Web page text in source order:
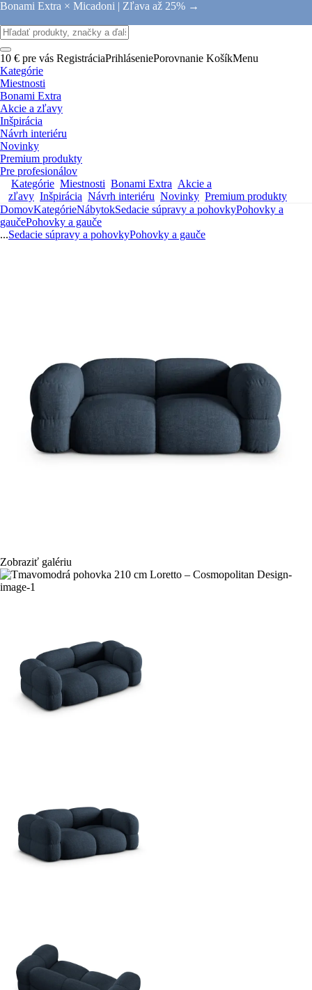
Bonami Extra × Micadoni | Zľava až 25% →
10 € pre vás RegistráciaPrihláseniePorovnanie KošíkMenu
Kategórie
Miestnosti
Bonami Extra
Akcie a zľavy
Inšpirácia
Návrh interiéru
Novinky
Premium produkty
Pre profesionálov
Kategórie Miestnosti Bonami Extra Akcie a
zľavy Inšpirácia Návrh interiéru Novinky Premium produkty
DomovKategórieNábytokSedacie súpravy a pohovkyPohovky a
gaučePohovky a gauče
...Sedacie súpravy a pohovkyPohovky a gauče
Zobraziť galériu